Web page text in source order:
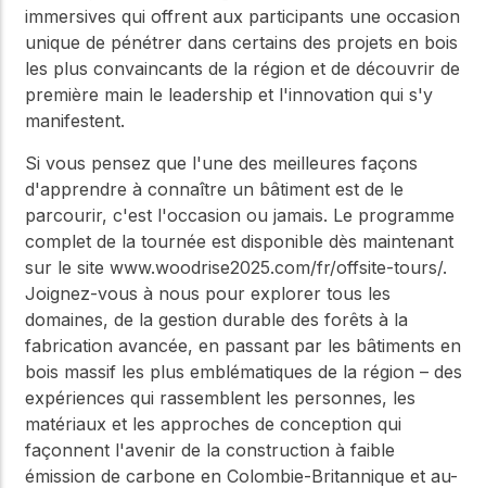
immersives qui offrent aux participants une occasion
unique de pénétrer dans certains des projets en bois
les plus convaincants de la région et de découvrir de
première main le leadership et l'innovation qui s'y
manifestent.
Si vous pensez que l'une des meilleures façons
d'apprendre à connaître un bâtiment est de le
parcourir, c'est l'occasion ou jamais. Le programme
complet de la tournée est disponible dès maintenant
sur le site www.woodrise2025.com/fr/offsite-tours/.
Joignez-vous à nous pour explorer tous les
domaines, de la gestion durable des forêts à la
fabrication avancée, en passant par les bâtiments en
bois massif les plus emblématiques de la région – des
expériences qui rassemblent les personnes, les
matériaux et les approches de conception qui
façonnent l'avenir de la construction à faible
émission de carbone en Colombie-Britannique et au-